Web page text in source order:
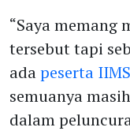
“Saya memang
tersebut tapi
adapeserta
semuanya
dalam